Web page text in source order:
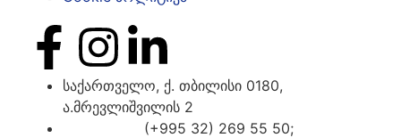
საქართველო, ქ. თბილისი 0180,
ა.მრევლიშვილის 2
(+995 32) 269 55 50;